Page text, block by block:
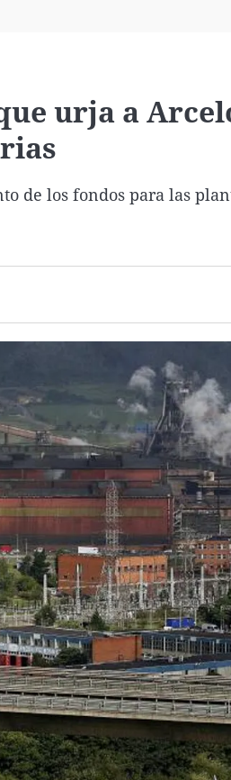
urja a
de los fondos para las